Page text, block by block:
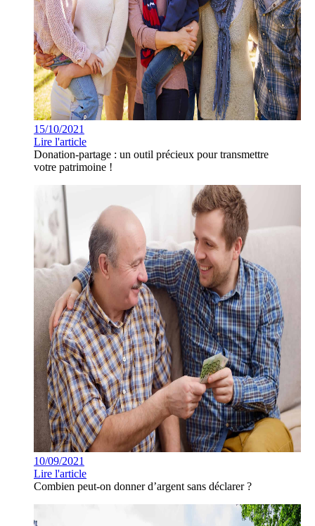
15/10/2021
Lire l'article
Donation-partage : un outil précieux pour transmettre
votre patrimoine !
10/09/2021
Lire l'article
Combien peut-on donner d’argent sans déclarer ?